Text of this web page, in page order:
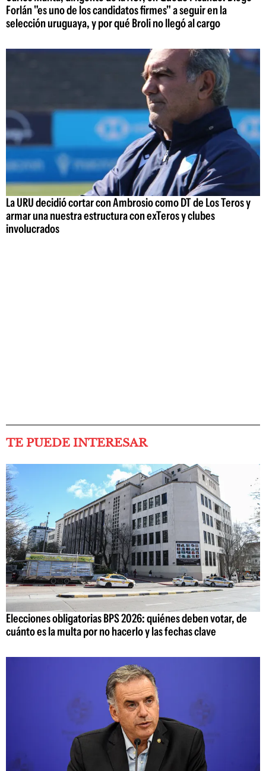
Forlán "es uno de los candidatos firmes" a seguir en la
selección uruguaya, y por qué Broli no llegó al cargo
La URU decidió cortar con Ambrosio como DT de Los Teros y
armar una nuestra estructura con exTeros y clubes
involucrados
TE PUEDE INTERESAR
Elecciones obligatorias BPS 2026: quiénes deben votar, de
cuánto es la multa por no hacerlo y las fechas clave